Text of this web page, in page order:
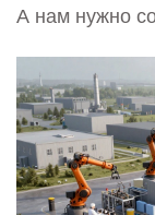
А нам нужно